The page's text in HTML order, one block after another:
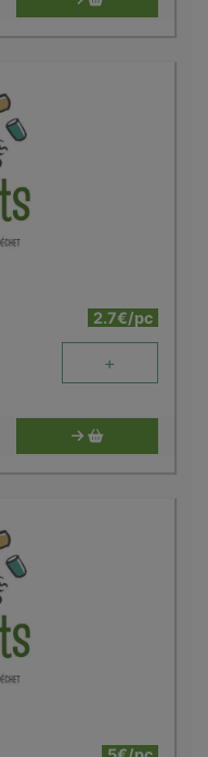
2.7€/pc
+